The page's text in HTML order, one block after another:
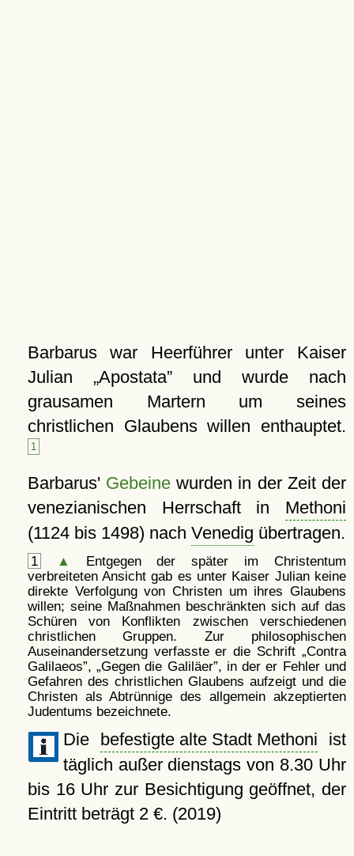
Barbarus war Heerführer unter Kaiser
Julian
Apostata und wurde nach
grausamen Martern um seines
christlichen Glaubens willen enthauptet.
1
Barbarus' Gebeine wurden in der Zeit der
venezianischen Herrschaft in Methoni
(1124 bis 1498) nach Venedig übertragen.
1 ▲
Entgegen der später im Christentum
verbreiteten Ansicht gab es unter Kaiser Julian keine
direkte Verfolgung von Christen um ihres Glaubens
willen; seine Maßnahmen beschränkten sich auf das
Schüren von Konflikten zwischen verschiedenen
christlichen Gruppen. Zur philosophischen
Auseinandersetzung verfasste er die Schrift
Contra
Galilaeos , Gegen die Galiläer , in der er Fehler und
Gefahren des christlichen Glaubens aufzeigt und die
Christen als Abtrünnige des allgemein akzeptierten
Judentums bezeichnete.
Die befestigte alte Stadt Methoni ist
täglich außer dienstags von 8.30 Uhr
bis 16 Uhr zur Besichtigung geöffnet, der
Eintritt beträgt 2 €. (2019)